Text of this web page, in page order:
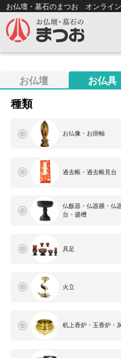
お仏壇・墓石のまつお オンライン
お仏壇 お仏具
種類
お仏像・お掛軸
過去帳・過去帳見台
仏飯器・仏器膳・仏
台・盛槽
具足
火立
机上香炉・玉香炉・